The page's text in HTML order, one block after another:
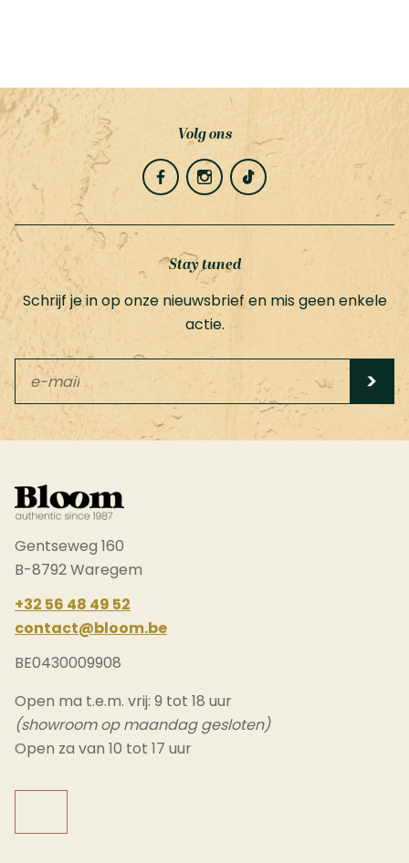
Volg ons
Stay tuned
Schrijf je in op onze nieuwsbrief en mis geen enkele
actie.
Leave
this
field
blank
Gentseweg 160
B-8792 Waregem
+32 56 48 49 52
contact@bloom.be
BE0430009908
Open ma t.e.m. vrij: 9 tot 18 uur
(showroom op maandag gesloten)
Open za van 10 tot 17 uur